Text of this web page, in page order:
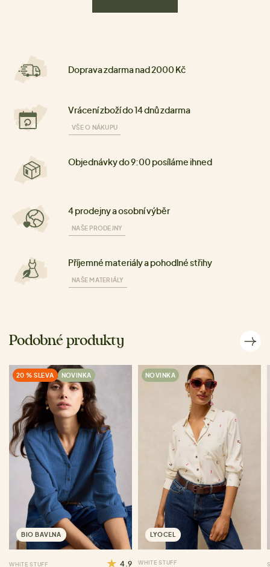
Doprava zdarma nad 2000 Kč
Vrácení zboží do 14 dnů zdarma
VŠE O NÁKUPU
Objednávky do 9:00 posíláme ihned
4 prodejny a osobní výběr
NAŠE PRODEJNY
Příjemné materiály a pohodlné střihy
NAŠE MATERIÁLY
Podobné produkty
20 % SLEVA NOVINKA
BIO BAVLNA
WHITE STUFF 4.9
NOVINKA
LYOCEL
WHITE STUFF